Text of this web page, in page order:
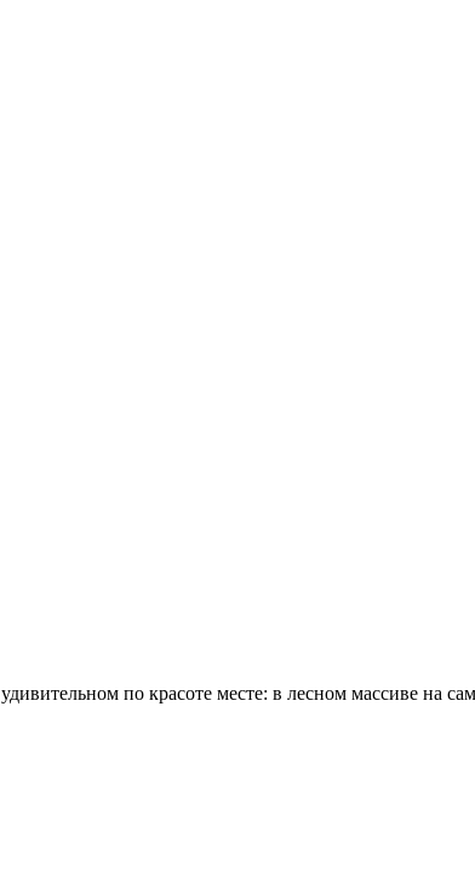
по красоте месте: в лесном массиве на